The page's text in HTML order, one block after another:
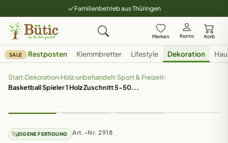
Familienbetrieb aus Thüringen
Merken Konto Korb
SALE Restposten Klemmbretter Lifestyle Dekoration
Start›Dekoration›Holz›unbehandelt›Sport & Freizeit›
Basketball Spieler 1 Holz Zuschnitt 5-50...
EIGENE FERTIGUNG Art.-Nr. 2918